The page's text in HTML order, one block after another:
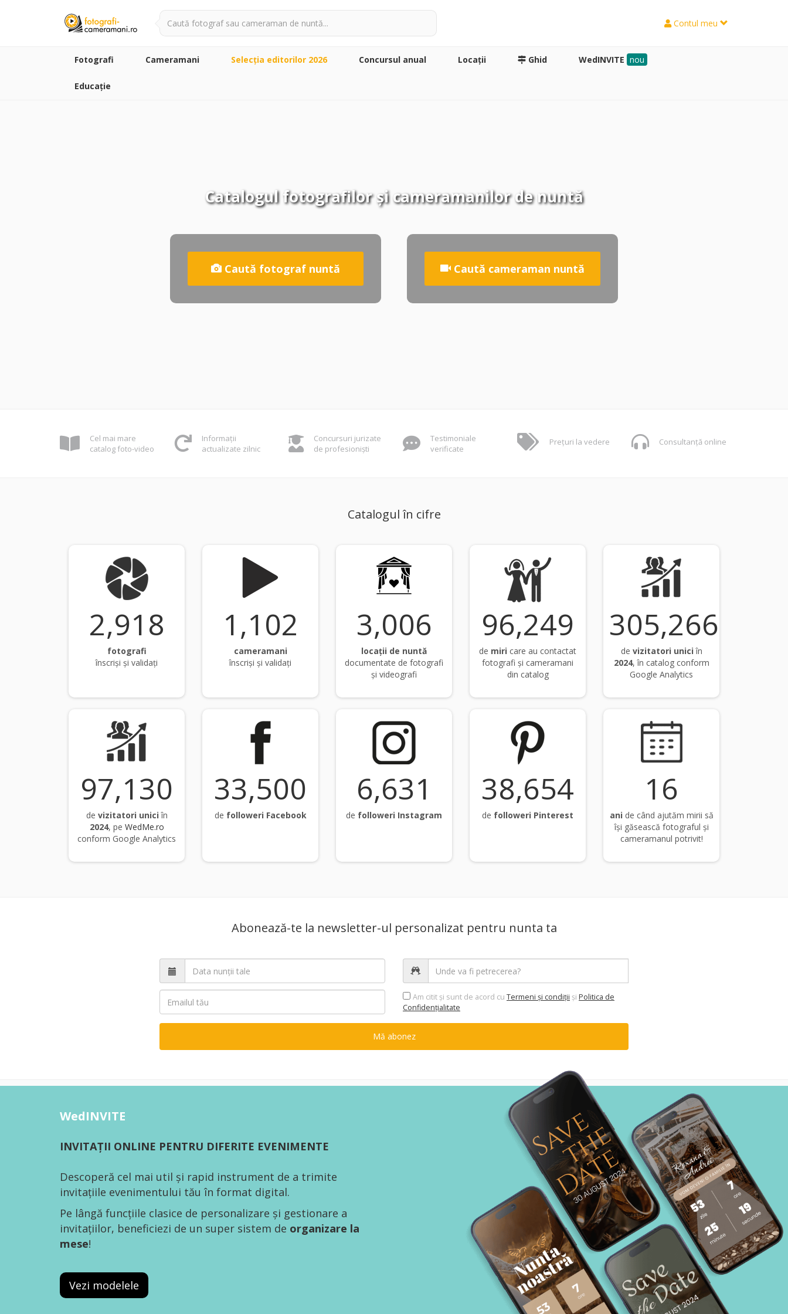
Contul meu
Fotografi Cameramani Selecţia editorilor 2026 Concursul anual Locaţii Ghid WedINVITE nou
Educație
Catalogul fotografilor și cameramanilor de nuntă
Caută fotograf nuntă Caută cameraman nuntă
Cel mai mare
catalog foto-video
Informații
actualizate zilnic
Concursuri jurizate
de profesioniști
Testimoniale
verificate
Prețuri la vedere Consultanță online
Catalogul în cifre
2,931
fotografi
înscriși și validați
1,107
cameramani
înscriși și validați
3,019
locații de nuntă
documentate de fotografi
și videografi
96,669
de miri care au contactat
fotografi și cameramani
din catalog
306,598
de vizitatori unici în
2024, în catalog conform
Google Analytics
97,554
de vizitatori unici în
2024, pe WedMe.ro
conform Google Analytics
33,646
de followeri Facebook
6,660
de followeri Instagram
38,822
de followeri Pinterest
16
ani de când ajutăm mirii să
își găsească fotograful și
cameramanul potrivit!
Abonează-te la newsletter-ul personalizat pentru nunta ta
Am citit şi sunt de acord cu Termeni şi condiții şi Politica de
Confidențialitate
Mă abonez
WedINVITE
INVITAȚII ONLINE PENTRU DIFERITE EVENIMENTE
Descoperă cel mai util și rapid instrument de a trimite
invitațiile evenimentului tău în format digital.
Pe lângă funcțiile clasice de personalizare și gestionare a
invitațiilor, beneficiezi de un super sistem de organizare la
mese!
Vezi modelele